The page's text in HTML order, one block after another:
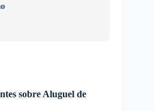
sobre Aluguel de